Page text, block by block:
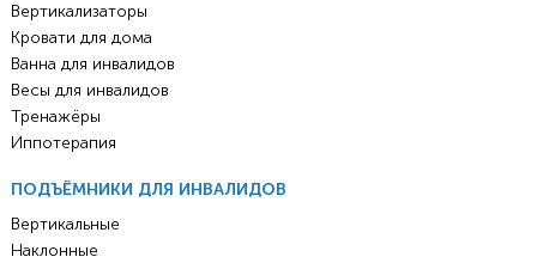
Вертикализаторы
Кровати для дома
Ванна для инвалидов
Весы для инвалидов
Тренажёры
Иппотерапия
ПОДЪЁМНИКИ ДЛЯ ИНВАЛИДОВ
Вертикальные
Наклонные